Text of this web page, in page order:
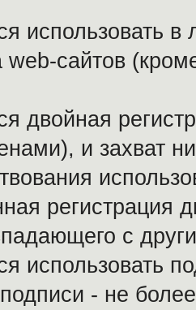
использовать
сайтов
двойная
и захват
регистрация
с
использовать
- не